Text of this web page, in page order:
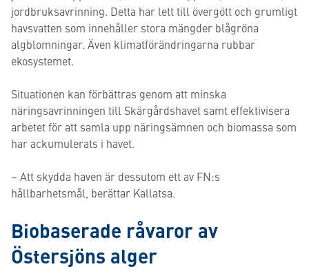
jordbruksavrinning. Detta har lett till övergött och grumligt
havsvatten som innehåller stora mängder blågröna
algblomningar. Även klimatförändringarna rubbar
ekosystemet.
Situationen kan förbättras genom att minska
näringsavrinningen till Skärgårdshavet samt effektivisera
arbetet för att samla upp näringsämnen och biomassa som
har ackumulerats i havet.
– Att skydda haven är dessutom ett av FN:s
hållbarhetsmål, berättar Kallatsa.
Biobaserade råvaror av
Östersjöns alger